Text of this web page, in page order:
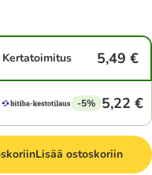
Kertatoimitus 5,49 €
-5% 5,22 €
Lisää ostoskoriin